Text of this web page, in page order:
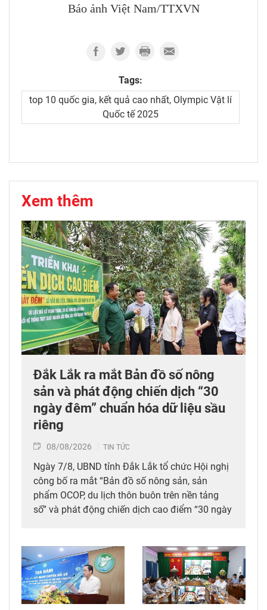
Báo ảnh Việt Nam/TTXVN
Tags:
top 10 quốc gia, kết quả cao nhất, Olympic Vật lí
Quốc tế 2025
Xem thêm
Đắk Lắk ra mắt Bản đồ số nông
sản và phát động chiến dịch “30
ngày đêm” chuẩn hóa dữ liệu sầu
riêng
08/08/2026 TIN TỨC
Ngày 7/8, UBND tỉnh Đắk Lắk tổ chức Hội nghị
công bố ra mắt “Bản đồ số nông sản, sản
phẩm OCOP, du lịch thôn buôn trên nền tảng
số” và phát động chiến dịch cao điểm “30 ngày
sầu riêng trên địa bàn tỉnh. Đây được xem là
bước đi chiến lược nhằm tích hợp đồng bộ
công nghệ số vào chuỗi giá trị nông nghiệp và
phát triển nông thôn địa phương.